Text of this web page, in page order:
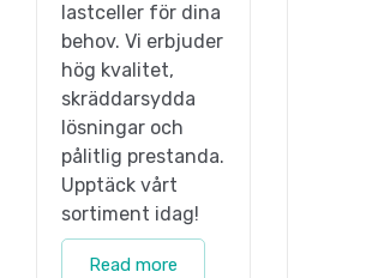
lastceller för dina
behov. Vi erbjuder
hög kvalitet,
skräddarsydda
lösningar och
pålitlig prestanda.
Upptäck vårt
sortiment idag!
Read more